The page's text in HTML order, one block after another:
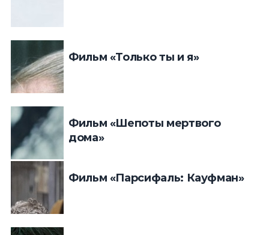
Фильм «Только ты и я»
Фильм «Шепоты мертвого
дома»
Фильм «Парсифаль: Кауфман»